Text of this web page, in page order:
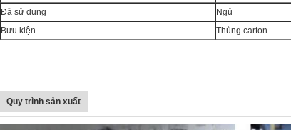
Đã sử dụng
Ngủ
Bưu kiện
Thùng carton
Quy trình sản xuất